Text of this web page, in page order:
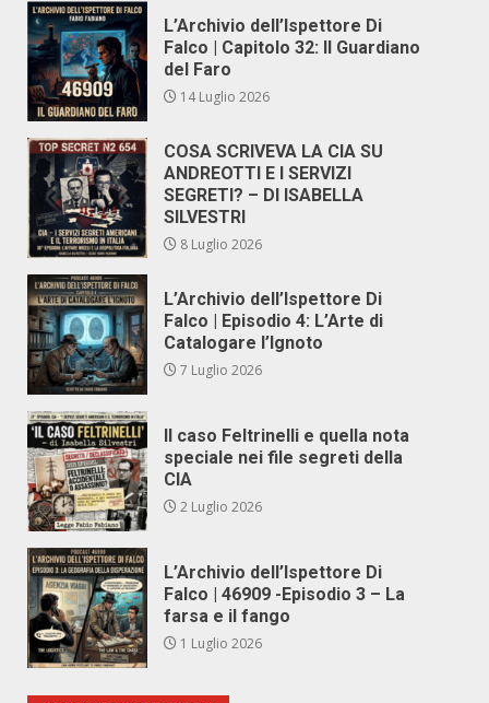
L’Archivio dell’Ispettore Di
Falco | Capitolo 32: Il Guardiano
del Faro
14 Luglio 2026
COSA SCRIVEVA LA CIA SU
ANDREOTTI E I SERVIZI
SEGRETI? – DI ISABELLA
SILVESTRI
8 Luglio 2026
L’Archivio dell’Ispettore Di
Falco | Episodio 4: L’Arte di
Catalogare l’Ignoto
7 Luglio 2026
Il caso Feltrinelli e quella nota
speciale nei file segreti della
CIA
2 Luglio 2026
L’Archivio dell’Ispettore Di
Falco | 46909 -Episodio 3 – La
farsa e il fango
1 Luglio 2026